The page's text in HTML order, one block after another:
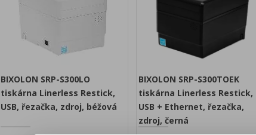
BIXOLON SRP-S300LO
tiskárna Linerless Restick,
USB, řezačka, zdroj, béžová
BIXOLON SRP-S300TOEK
tiskárna Linerless Restick,
USB + Ethernet, řezačka,
zdroj, černá